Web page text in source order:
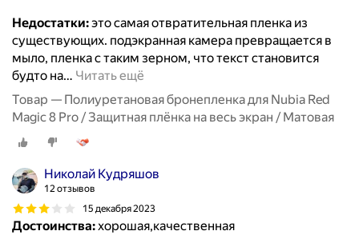
Недостатки:это самая отвратительная пленка из
существующих. подэкранная камера превращается в
мыло, пленка с таким зерном, что текст становится
будто на… Читать ещё
Товар — Полиуретановая бронепленка для Nubia Red
Magic 8 Pro / Защитная плёнка на весь экран / Матовая
Николай Кудряшов
12 отзывов
15 декабря 2023
Достоинства:хорошая,качественная